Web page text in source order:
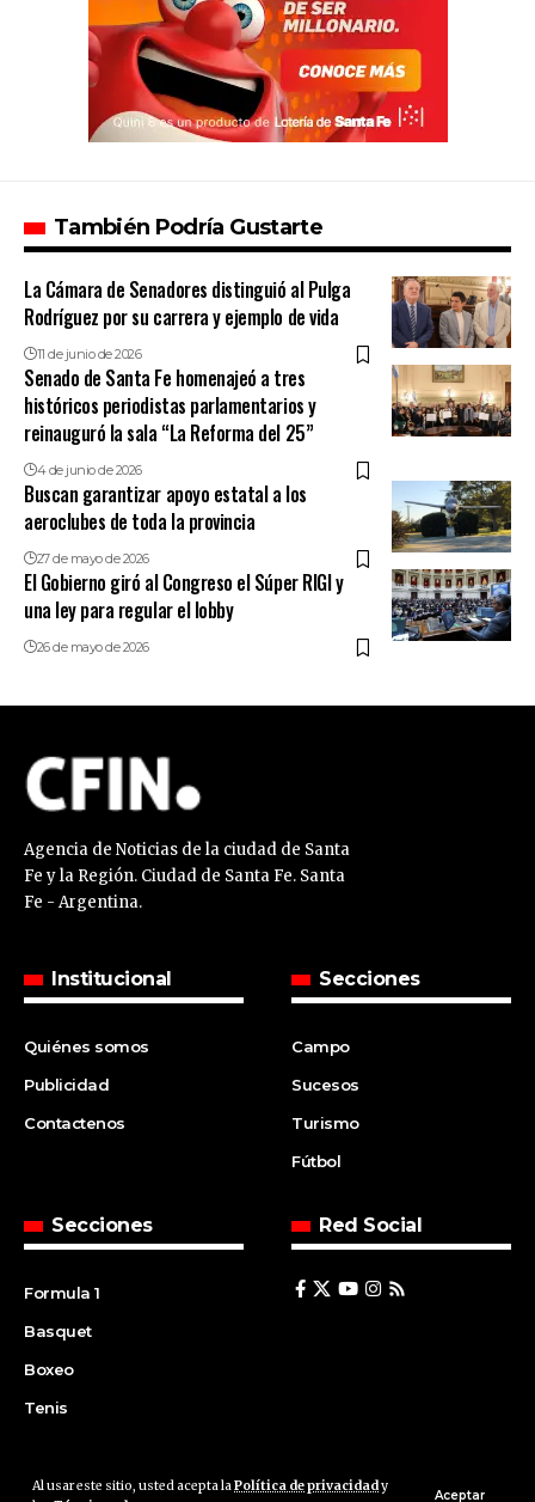
Al usar este sitio, usted acepta laPolítica de privacidady
Aceptar
También Podría Gustarte
La Cámara de Senadores distinguió al Pulga
Rodríguez por su carrera y ejemplo de vida
11 de junio de 2026
Senado de Santa Fe homenajeó a tres
históricos periodistas parlamentarios y
reinauguró la sala “La Reforma del 25”
4 de junio de 2026
Buscan garantizar apoyo estatal a los
aeroclubes de toda la provincia
27 de mayo de 2026
El Gobierno giró al Congreso el Súper RIGI y
una ley para regular el lobby
26 de mayo de 2026
Agencia de Noticias de la ciudad de Santa
Fe y la Región. Ciudad de Santa Fe. Santa
Fe - Argentina.
Institucional
Quiénes somos
Publicidad
Contactenos
Secciones
Campo
Sucesos
Turismo
Fútbol
Secciones
Formula 1
Basquet
Boxeo
Tenis
Red Social
© 2008 | Agencia Cfin.com.ar - Santa Fe - Argentina | All rights